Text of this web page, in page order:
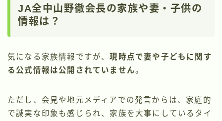
JA全中山野徹会長の家族や妻・子供の
情報は？
気になる家族情報ですが、現時点で妻や子どもに関す
る公式情報は公開されていません。
ただし、会見や地元メディアでの発言からは、家庭的
で誠実な印象も感じられ、家族を大事にしているタイ